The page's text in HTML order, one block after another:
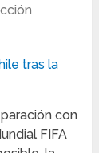
con
FIFA